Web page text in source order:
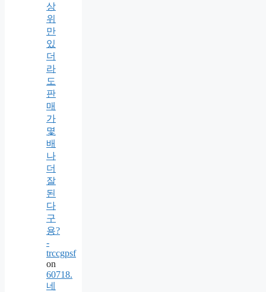
상
위
만
있
더
라
도
판
매
가
몇
배
나
더
잘
된
다
구
용?
-
trccgpsf
on
60718.
네